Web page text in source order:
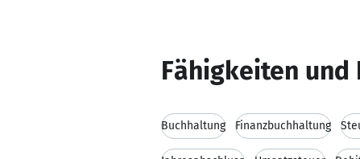
Fähigkeiten und
Buchhaltung Finanzbuchhaltung